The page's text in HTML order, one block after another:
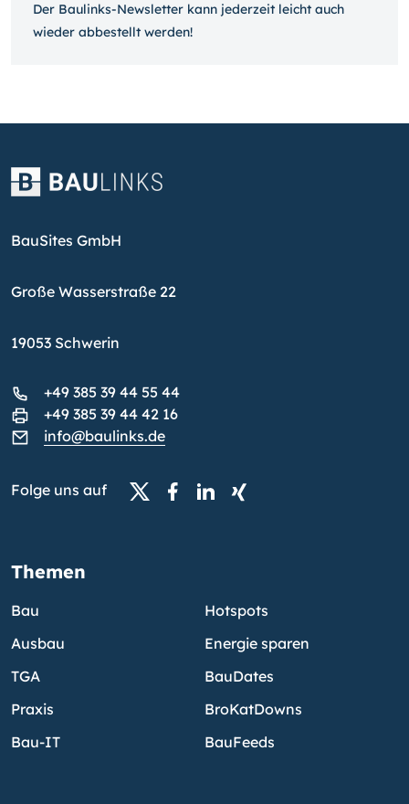
Der Baulinks-Newsletter kann jeder­zeit leicht auch
wieder ab­bestellt werden!
BauSites GmbH
Große Wasserstraße 22
19053 Schwerin
+49 385 39 44 55 44
+49 385 39 44 42 16
info@baulinks.de
Folge uns auf
Themen
Bau
Ausbau
TGA
Praxis
Bau-IT
Hotspots
Energie sparen
BauDates
BroKatDowns
BauFeeds